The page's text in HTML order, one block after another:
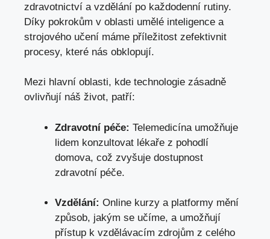
zdravotnictví a vzdělání⁢ po každodenní rutiny.⁣
Díky pokrokům v⁤ oblasti umělé inteligence a
‍strojového učení⁢ máme příležitost ⁣zefektivnit​
procesy,​ které nás⁤ obklopují.
Mezi ⁣hlavní ​oblasti, ⁣kde technologie zásadně
ovlivňují náš život, patří:
Zdravotní ‌péče: Telemedicína ​umožňuje
lidem⁤ konzultovat lékaře‌ z pohodlí⁤
domova, což zvyšuje ⁤dostupnost
zdravotní péče.
Vzdělání: Online kurzy a platformy mění
⁤způsob,​ jakým se učíme, a umožňují
přístup⁣ k ‌vzdělávacím zdrojům⁤ z ‍celého